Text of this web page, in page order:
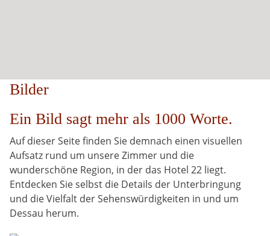
Bilder
Ein Bild sagt mehr als 1000 Worte.
Auf dieser Seite finden Sie demnach einen visuellen
Aufsatz rund um unsere Zimmer und die
wunderschöne Region, in der das Hotel 22 liegt.
Entdecken Sie selbst die Details der Unterbringung
und die Vielfalt der Sehenswürdigkeiten in und um
Dessau herum.